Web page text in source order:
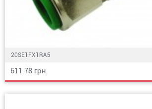
20SE1FX1RA5
611.78 грн.